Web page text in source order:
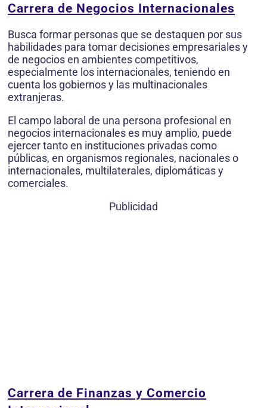
Carrera de Negocios Internacionales
Busca formar personas que se destaquen por sus
habilidades para tomar decisiones empresariales y
de negocios en ambientes competitivos,
especialmente los internacionales, teniendo en
cuenta los gobiernos y las multinacionales
extranjeras.
El campo laboral de una persona profesional en
negocios internacionales es muy amplio, puede
ejercer tanto en instituciones privadas como
públicas, en organismos regionales, nacionales o
internacionales, multilaterales, diplomáticas y
comerciales.
Publicidad
Carrera de Finanzas y Comercio